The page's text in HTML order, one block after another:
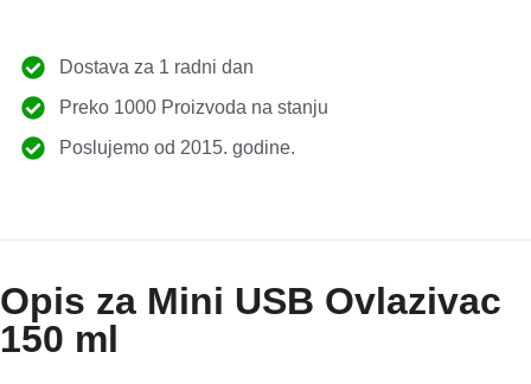
Dostava za 1 radni dan
Preko 1000 Proizvoda na stanju
Poslujemo od 2015. godine.
Opis za Mini USB Ovlazivac
150 ml